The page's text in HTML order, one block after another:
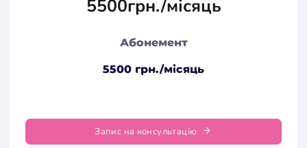
5500грн./місяць
Абонемент
5500 грн./місяць
Запис на консультацію